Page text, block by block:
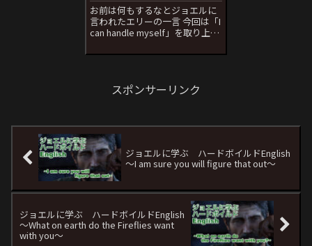
お前は何もするなとジョエルに
言われたエリーの一言 今回は「I
can handle myself」を取り上げ
の取ってや車のハンドルを思い
が、今回は動...
スポンサーリンク
ジョエルに学ぶ ハードボイルドEnglish
〜I am sure you will figure that out〜
ジョエルに学ぶ ハードボイルドEnglish
〜What on earth do the Fireflies want
with you〜